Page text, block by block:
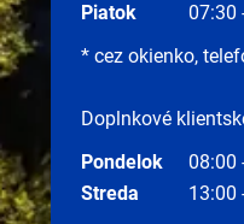
Piatok
07:30
* cez okienko,
Doplnkové
Pondelok
08:00
Streda
13:00